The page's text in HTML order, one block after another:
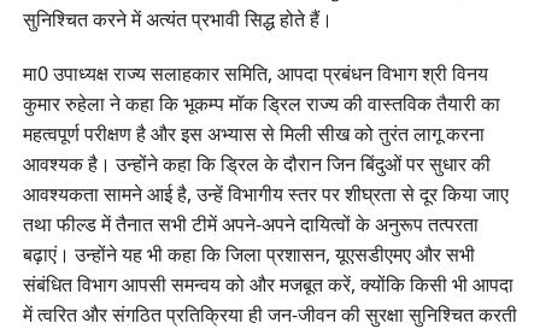
सुनिश्चित करने में अत्यंत प्रभावी सिद्ध होते हैं।
मा0 उपाध्यक्ष राज्य सलाहकार समिति, आपदा प्रबंधन विभाग श्री विनय
कुमार रुहेला ने कहा कि भूकम्प मॉक ड्रिल राज्य की वास्तविक तैयारी का
महत्वपूर्ण परीक्षण है और इस अभ्यास से मिली सीख को तुरंत लागू करना
आवश्यक है। उन्होंने कहा कि ड्रिल के दौरान जिन बिंदुओं पर सुधार की
आवश्यकता सामने आई है, उन्हें विभागीय स्तर पर शीघ्रता से दूर किया जाए
तथा फील्ड में तैनात सभी टीमें अपने-अपने दायित्वों के अनुरूप तत्परता
बढ़ाएं। उन्होंने यह भी कहा कि जिला प्रशासन, यूएसडीएमए और सभी
संबंधित विभाग आपसी समन्वय को और मजबूत करें, क्योंकि किसी भी आपदा
में त्वरित और संगठित प्रतिक्रिया ही जन-जीवन की सुरक्षा सुनिश्चित करती